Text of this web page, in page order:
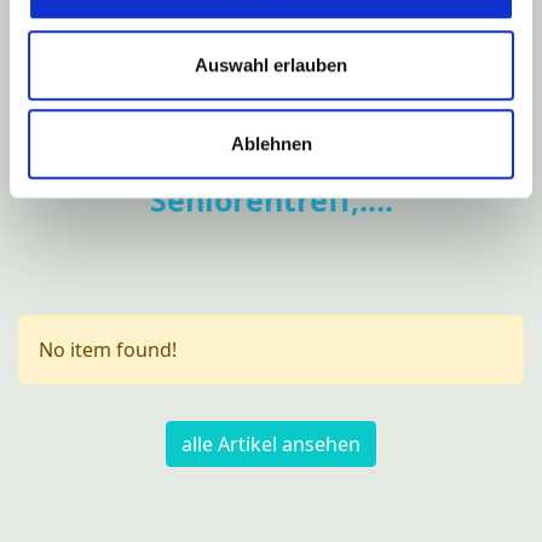
Auswahl erlauben
Ablehnen
Frauen & Mutterverein
Der Kindertreff Heide
FC-Heide
Straußjugend
Ansprechpartner
Neues vom
Seniorentreff,....
No item found!
alle Artikel ansehen